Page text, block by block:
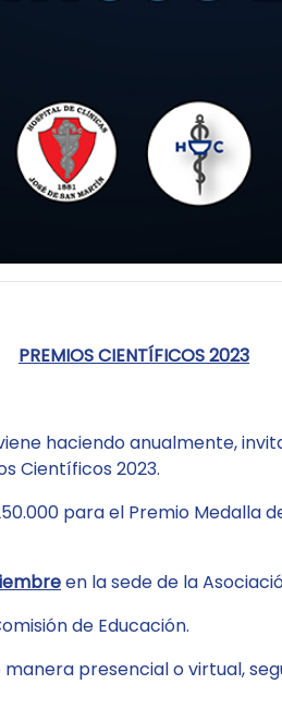
PREMIOS CIENTÍFICOS 2023
haciendo anualmente,
Científicos 2023.
para el Premio Medalla
en la sede de la
de Educación.
presencial o virtual,